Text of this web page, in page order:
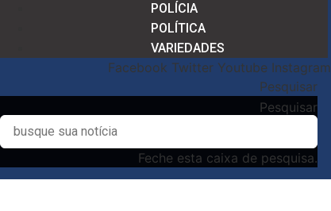
POLÍCIA
POLÍTICA
VARIEDADES
Facebook Twitter Youtube Instagram
Pesquisar
Pesquisar
Feche esta caixa de pesquisa.